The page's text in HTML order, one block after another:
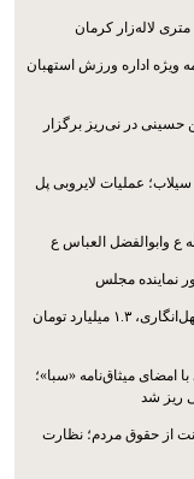
ویژه اداره ورزش استهبان
حسینی در نی‌ریز برگزار
عملیات لایروبی پل
ع وابوالفضل العباس ع
نماینده مجلس
مهار آتش‌سوزی در انجیرستان‌های پلنگان نی‌ریز / سهل‌انگاری، ۱.۳ میلیارد تومان
امضای میثاق‌نامه «سبا»؛
ریز شد
از حقوق مردم؛ نظارت